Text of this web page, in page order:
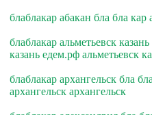
блаблакар абакан бла бла
блаблакар альметьевск
казань едем.рф альметьевск
блаблакар архангельск бла
архангельск архангельск